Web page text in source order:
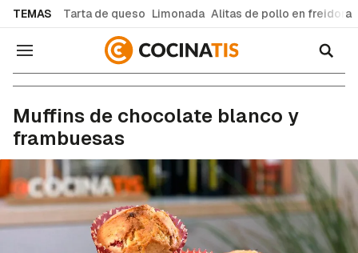
TEMAS Tarta de queso Limonada Alitas de pollo en freidora
Navegación
Muffins de chocolate blanco y
frambuesas